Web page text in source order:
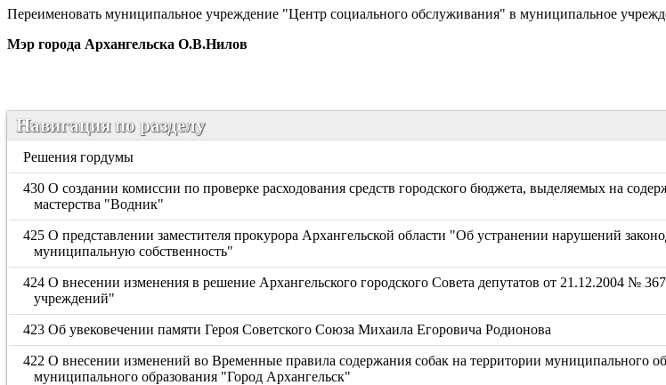
Переименовать муниципальное учреждение "Центр социального обслуживания" в муниципальное
Мэр города Архангельска О.В.Нилов
Навигация по разделу
Решения гордумы
430 О создании комиссии по проверке расходования средств городского бюджета, выделяемых на
мастерства "Водник"
425 О представлении заместителя прокурора Архангельской области "Об устранении нарушений
муниципальную собственность"
424 О внесении изменения в решение Архангельского городского Совета депутатов от 21.12.2004 №
учреждений"
423 Об увековечении памяти Героя Советского Союза Михаила Егоровича Родионова
422 О внесении изменений во Временные правила содержания собак на территории муниципального
муниципального образования "Город Архангельск"